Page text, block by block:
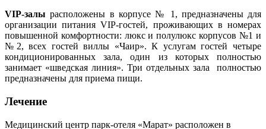
VIP-залы расположены в корпусе № 1, предназначены для
организации питания VIP-гостей, проживающих в номерах
повышенной комфортности: люкс и полулюкс корпусов №1 и
№2, всех гостей виллы «Чаир». К услугам гостей четыре
кондиционированных зала, один из которых полностью
занимает «шведская линия». Три отдельных зала полностью
предназначены для приема пищи.
Лечение
Медицинский центр парк-отеля «Марат» расположен в